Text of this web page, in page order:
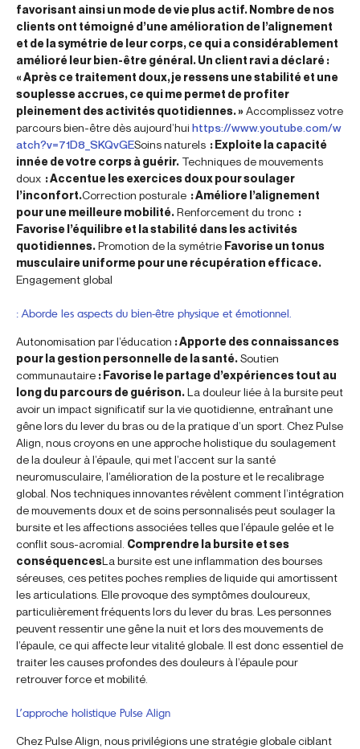
favorisant ainsi un mode de vie plus actif. Nombre de nos
clients ont témoigné d’une amélioration de l’alignement
et de la symétrie de leur corps, ce qui a considérablement
amélioré leur bien-être général. Un client ravi a déclaré :
« Après ce traitement doux, je ressens une stabilité et une
souplesse accrues, ce qui me permet de profiter
pleinement des activités quotidiennes. » Accomplissez votre
parcours bien-être dès aujourd’hui https://www.youtube.com/w
atch?v=71D8_SKQvGESoins naturels : Exploite la capacité
innée de votre corps à guérir. Techniques de mouvements
doux : Accentue les exercices doux pour soulager
l’inconfort.Correction posturale : Améliore l’alignement
pour une meilleure mobilité.Renforcement du tronc :
Favorise l’équilibre et la stabilité dans les activités
quotidiennes.Promotion de la symétrie Favorise un tonus
musculaire uniforme pour une récupération efficace.
Engagement global
: Aborde les aspects du bien-être physique et émotionnel.
Autonomisation par l’éducation : Apporte des connaissances
pour la gestion personnelle de la santé.Soutien
communautaire : Favorise le partage d’expériences tout au
long du parcours de guérison.La douleur liée à la bursite peut
avoir un impact significatif sur la vie quotidienne, entraînant une
gêne lors du lever du bras ou de la pratique d’un sport. Chez Pulse
Align, nous croyons en une approche holistique du soulagement
de la douleur à l’épaule, qui met l’accent sur la santé
neuromusculaire, l’amélioration de la posture et le recalibrage
global. Nos techniques innovantes révèlent comment l’intégration
de mouvements doux et de soins personnalisés peut soulager la
bursite et les affections associées telles que l’épaule gelée et le
conflit sous-acromial. Comprendre la bursite et ses
conséquencesLa bursite est une inflammation des bourses
séreuses, ces petites poches remplies de liquide qui amortissent
les articulations. Elle provoque des symptômes douloureux,
particulièrement fréquents lors du lever du bras. Les personnes
peuvent ressentir une gêne la nuit et lors des mouvements de
l’épaule, ce qui affecte leur vitalité globale. Il est donc essentiel de
traiter les causes profondes des douleurs à l’épaule pour
retrouver force et mobilité.
L’approche holistique Pulse Align
Chez Pulse Align, nous privilégions une stratégie globale ciblant